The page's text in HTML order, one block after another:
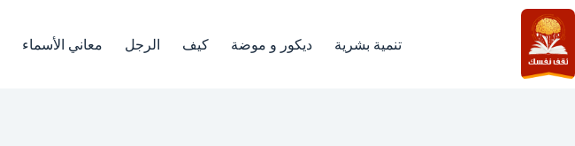
التجاوز
إلى
المحتوى
تنمية بشرية ديكور و موضة كيف الرجل معاني الأسماء